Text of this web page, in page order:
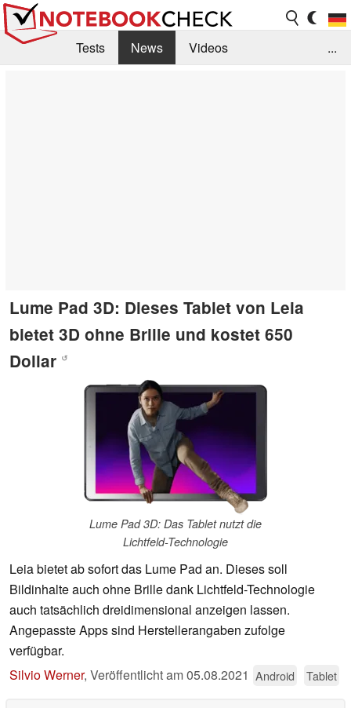
Tests News
Videos
...
Lume Pad 3D: Dieses Tablet von Leia
bietet 3D ohne Brille und kostet 650
Dollar ↺
Lume Pad 3D: Das Tablet nutzt die
Lichtfeld-Technologie
Leia bietet ab sofort das Lume Pad an. Dieses soll
Bildinhalte auch ohne Brille dank Lichtfeld-Technologie
auch tatsächlich dreidimensional anzeigen lassen.
Angepasste Apps sind Herstellerangaben zufolge
verfügbar.
Silvio Werner, Veröffentlicht am05.08.2021 Android Tablet